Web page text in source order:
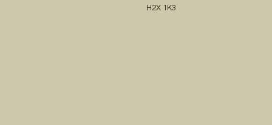
H2X 1K3